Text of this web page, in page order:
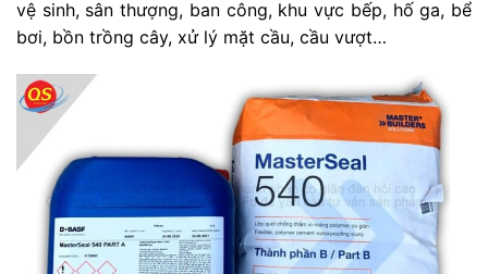
vệ sinh, sân thượng, ban công, khu vực bếp, hố ga, bể
bơi, bồn trồng cây, xử lý mặt cầu, cầu vượt…